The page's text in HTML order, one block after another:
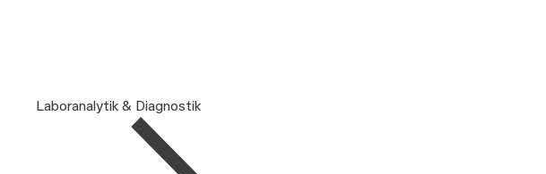
Laboranalytik & Diagnostik